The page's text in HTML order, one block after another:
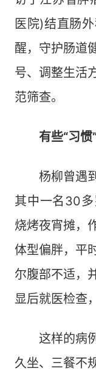
医院)结直肠
醒，守护肠道
号、调整生活
范筛查。
有些“习惯”
杨柳曾遇到
其中一名30
烧烤夜宵摊，
体型偏胖，平
尔腹部不适，
显后就医检查
这样的病例
久坐、三餐不